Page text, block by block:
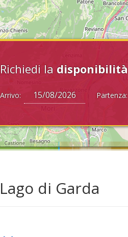
Richiedi la disponibilità
Arrivo: Partenza:
di Garda